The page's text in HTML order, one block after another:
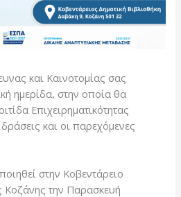
και Καινοτομίας σας
ημερίδα, στην οποία θα
Επιχειρηματικότητας
και οι παρεχόμενες
στην Κοβεντάρειο
Κοζάνης την Παρασκευή